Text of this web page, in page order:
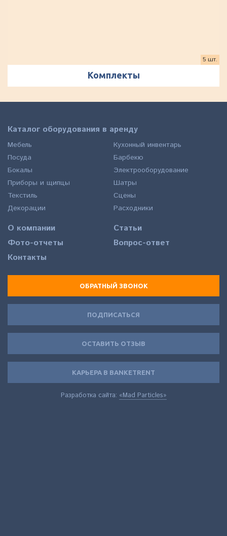
Комплекты
5 шт.
Каталог оборудования в аренду
Мебель
Посуда
Бокалы
Приборы и щипцы
Текстиль
Декорации
Кухонный инвентарь
Барбекю
Электрооборудование
Шатры
Сцены
Расходники
О компании
Статьи
Фото-отчеты
Вопрос-ответ
Контакты
ОБРАТНЫЙ ЗВОНОК
ПОДПИСАТЬСЯ
ОСТАВИТЬ ОТЗЫВ
КАРЬЕРА В BANKETRENT
Разработка сайта: «Mad Particles»